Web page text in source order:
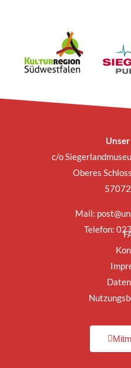
Unser
c/o
Oberes
Mail:
Telefon: